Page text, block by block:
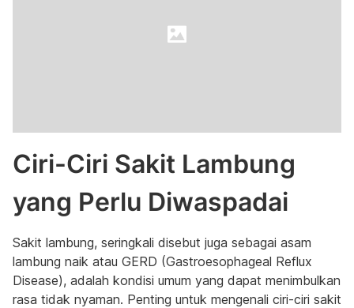
Ciri-Ciri Sakit Lambung
yang Perlu Diwaspadai
Sakit lambung, seringkali disebut juga sebagai asam
lambung naik atau GERD (Gastroesophageal Reflux
Disease), adalah kondisi umum yang dapat menimbulkan
rasa tidak nyaman. Penting untuk mengenali ciri-ciri sakit